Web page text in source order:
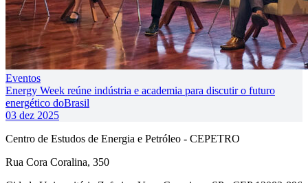
Eventos
Energy Week reúne indústria e academia para discutir o futuro
energético doBrasil
03 dez 2025
Centro de Estudos de Energia e Petróleo - CEPETRO
Rua Cora Coralina, 350